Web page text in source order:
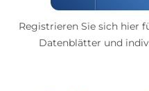
Registrieren Sie sich hier
Datenblätter und